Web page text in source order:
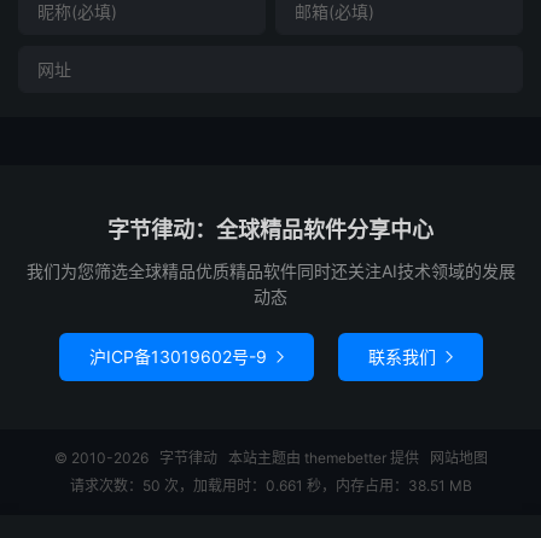
字节律动：全球精品软件分享中心
我们为您筛选全球精品优质精品软件同时还关注AI技术领域的发展
动态
沪ICP备13019602号-9  联系我们 
© 2010-2026 字节律动 本站主题由 themebetter提供
网站地图
请求次数：50 次，加载用时：0.661 秒，内存占用：38.51 MB